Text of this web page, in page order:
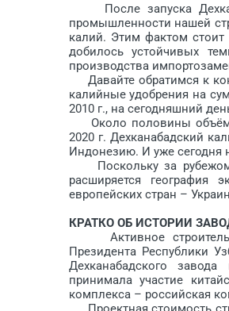
После запуска
промышленности нашей
калий. Этим фактом стоит
добилось устойчивых
производства
Давайте обратимся к
калийные удобрения на
2010 г., на сегодняшний
Около половины объёма
2020 г. Дехканабадский
Индонезию. И уже сегодня
Поскольку за рубежом
расширяется география
европейских стран –
КРАТКО ОБ ИСТОРИИ
Активное
Президента Респуб­лики
Дехканабадского
принимала участие
комплекса – российская